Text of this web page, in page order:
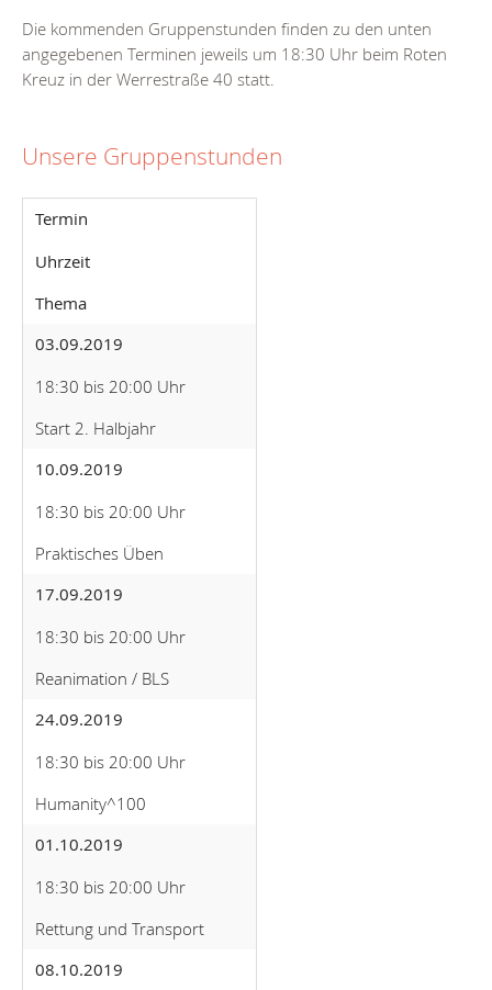
Die kommenden Gruppenstunden finden zu den unten
angegebenen Terminen jeweils um 18:30 Uhr beim Roten
Kreuz in der Werrestraße 40 statt.
Unsere Gruppenstunden
Termin
Uhrzeit
Thema
03.09.2019
18:30 bis 20:00 Uhr
Start 2. Halbjahr
10.09.2019
18:30 bis 20:00 Uhr
Praktisches Üben
17.09.2019
18:30 bis 20:00 Uhr
Reanimation / BLS
24.09.2019
18:30 bis 20:00 Uhr
Humanity^100
01.10.2019
18:30 bis 20:00 Uhr
Rettung und Transport
08.10.2019